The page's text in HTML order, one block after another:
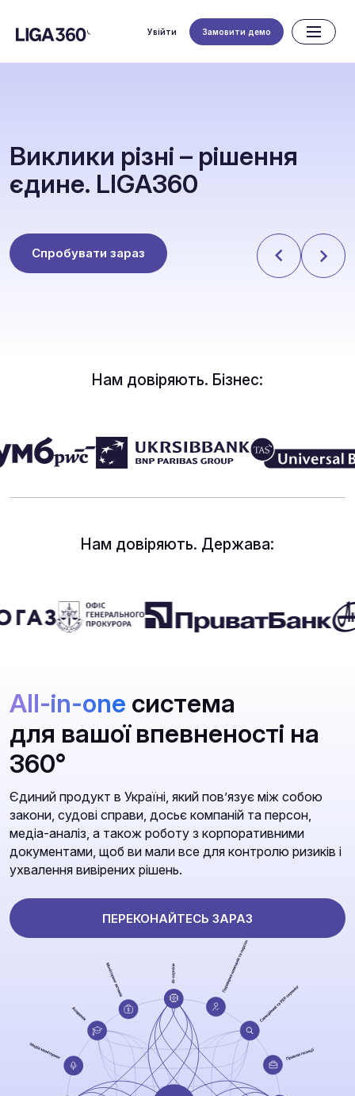
Увійти Замовити демо
Виклики різні – рішення
єдине. LIGA360
Спробувати зараз
Нам довіряють. Бізнес:
Нам довіряють. Держава:
All-in-one система
для вашої впевненості на
360°
Єдиний продукт в Україні, який повʼязує між собою
закони, судові справи, досьє компаній та персон,
медіа-аналіз, а також роботу з корпоративними
документами, щоб ви мали все для контролю ризиків і
ухвалення вивірених рішень.
ПЕРЕКОНАЙТЕСЬ ЗАРАЗ